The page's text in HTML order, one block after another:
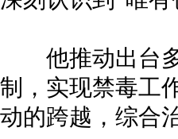
他推动出台多
制，实现禁毒工
动的跨越，综合